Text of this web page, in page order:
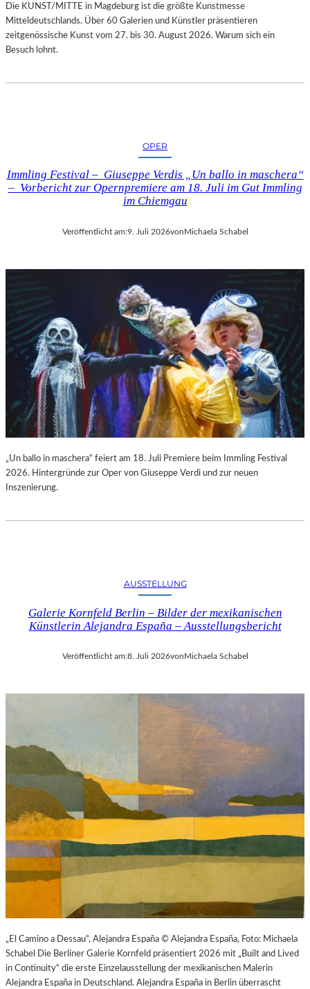
Die KUNST/MITTE in Magdeburg ist die größte Kunstmesse
Mitteldeutschlands. Über 60 Galerien und Künstler präsentieren
zeitgenössische Kunst vom 27. bis 30. August 2026. Warum sich ein
Besuch lohnt.
OPER
Immling Festival – Giuseppe Verdis „Un ballo in maschera“
– Vorbericht zur Opernpremiere am 18. Juli im Gut Immling
im Chiemgau
Veröffentlicht am:9. Juli 2026vonMichaela Schabel
„Un ballo in maschera“ feiert am 18. Juli Premiere beim Immling Festival
2026. Hintergründe zur Oper von Giuseppe Verdi und zur neuen
Inszenierung.
AUSSTELLUNG
Galerie Kornfeld Berlin – Bilder der mexikanischen
Künstlerin Alejandra España – Ausstellungsbericht
Veröffentlicht am:8. Juli 2026vonMichaela Schabel
„El Camino a Dessau“, Alejandra España © Alejandra España, Foto: Michaela
Schabel Die Berliner Galerie Kornfeld präsentiert 2026 mit „Built and Lived
in Continuity“ die erste Einzelausstellung der mexikanischen Malerin
Alejandra España in Deutschland. Alejandra España in Berlin überrascht